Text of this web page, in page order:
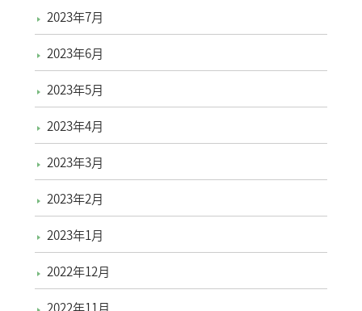
2023年7月
2023年6月
2023年5月
2023年4月
2023年3月
2023年2月
2023年1月
2022年12月
2022年11月